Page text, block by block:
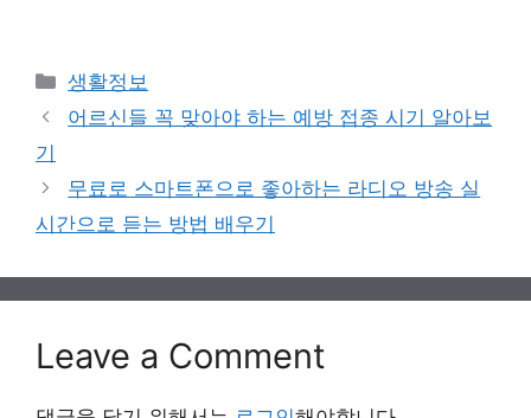
Categories
생활정보
어르신들 꼭 맞아야 하는 예방 접종 시기 알아보
기
무료로 스마트폰으로 좋아하는 라디오 방송 실
시간으로 듣는 방법 배우기
Leave a Comment